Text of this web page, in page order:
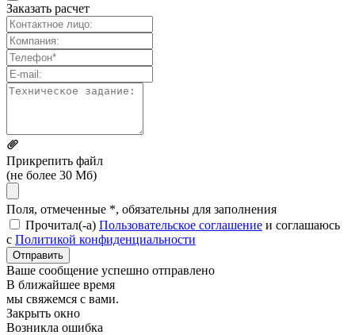
Заказать расчет
Прикрепить файл
(не более 30 Мб)
Поля, отмеченные *, обязательны для заполнения
Прочитал(-а) Пользовательское соглашение и соглашаюсь
с Политикой конфиденциальности
Отправить
Ваше сообщение успешно отправлено
В ближайшее время
мы свяжемся с вами.
Закрыть окно
Возникла ошибка